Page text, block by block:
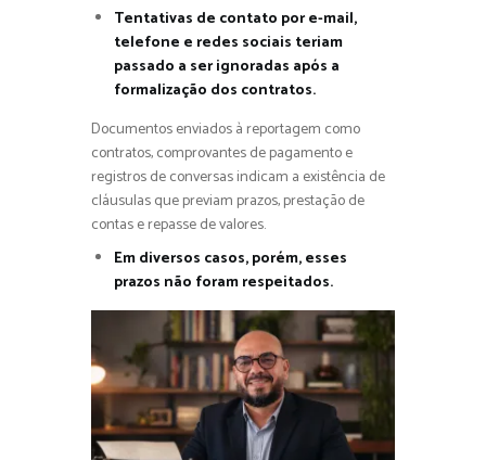
Tentativas de contato por e-mail,
telefone e redes sociais teriam
passado a ser ignoradas após a
formalização dos contratos.
Documentos enviados à reportagem como
contratos, comprovantes de pagamento e
registros de conversas indicam a existência de
cláusulas que previam prazos, prestação de
contas e repasse de valores.
Em diversos casos, porém, esses
prazos não foram respeitados.